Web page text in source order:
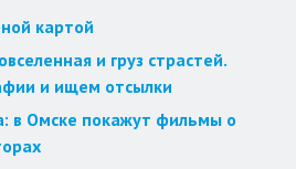
картой
и груз страстей.
и ищем отсылки
в Омске покажут фильмы о